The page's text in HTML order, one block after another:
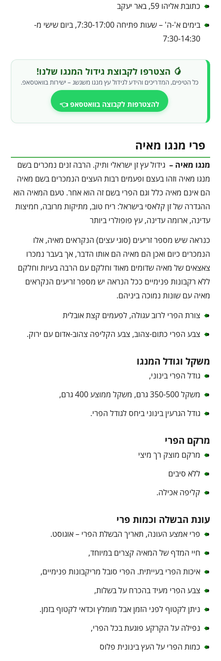
כתובת אליהו 59, באר יעקב
בימים א'-ה' – שעות פתיחה 7:30-17:00, ביום שישי מ-
7:30-14:30
🥭 הצטרפו לקבוצת גידול המנגו שלנו!
כל הטיפים, המדריכים והידע לגידול עץ מנגו משגשג – ישירות בוואטסאפ.
להצטרפות לקבוצה בוואטסאפ 👈
פרי מנגו מאיה
מנגו מאיה – גידול עץ זן ישראלי ותיק. הרבה זנים נמכרים בשם
מנגו מאיה וזהו בעצם ופעמים רבות העצים הנמכרים בשם מאיה
הם אינם מאיה כלל וגם הפרי בשם זה הוא אחר. טעם המאיה הוא
ההגדרה של זן קלאסי בישראל: ריח טוב, מתיקות מרובה, חמיצות
עדינה, ארומה עדינה, עץ פופולרי ביותר
כנראה שיש מספר זריעים (סוגי עצים) הנקראים מאיה, אלו
הנמכרים כיום ואכן הם מאיה הם אותו הדבר, אך בעבר נמכרו
צאצאים של מאיה שדומים מאוד וחלקם עם הרבה בעיות וחלקם
ללא רקבונות פנימיים ככל הנראה יש מספר זריעים הנקראים
מאיה עם שונות נמוכה ביניהם.
צורת הפרי לרוב עגולה, לפעמים קצת אובלית
צבע הפרי כתום-צהוב, צבע הקליפה צהוב-אדום עם ירוק.
משקל וגודל המנגו
גודל הפרי בינוני,
משקל 350-500 גרם, משקל ממוצע 400 גרם,
גודל הגרעין בינוני ביחס לגודל הפרי.
מרקם הפרי
מרקם מוצק רך מיצי
ללא סיבים
קליפה אכילה.
עונת הבשלה וכמות פרי
פרי אמצע העונה, תאריך הבשלת הפרי – אוגוסט.
חיי המדף של המאיה קצרים במיוחד,
איכות הפרי בעייתית. הפרי סובל מריקבונות פנימיים,
צבע הפרי מעיד בהכרח על בשלות,
ניתן לקטוף לפני הזמן אבל מומלץ וכדאי לקטוף בזמן.
נפילה על הקרקע פוגעת בכל הפרי,
כמות הפרי על העץ בינונית פלוס